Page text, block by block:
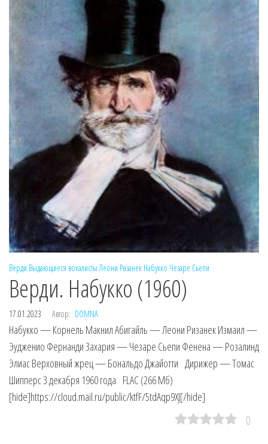
Верди Выдающиеся вокалисты Леони Ризанек Набукко Чезаре Сьепи
Верди. Набукко (1960)
17.01.2023 Автор: DOMNA
Набукко — Корнель Макнил Абигайль — Леони Ризанек Измаил —
Эудженио Фернанди Захария — Чезаре Сьепи Фенена — Розалинд
Элиас Верховный жрец — Бональдо Джайотти Дирижер — Томас
Шипперс 3 декабря 1960 года FLAC (266 Мб)
[hide]https://cloud.mail.ru/public/ktfF/5tdAqp9XJ[/hide]
0